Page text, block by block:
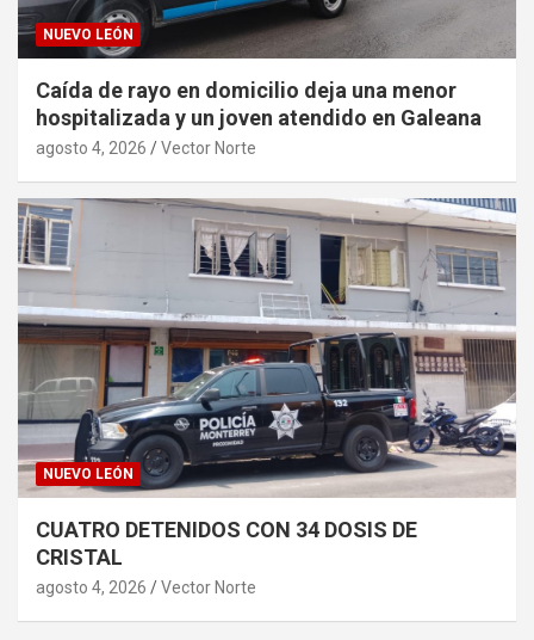
NUEVO LEÓN
Caída de rayo en domicilio deja una menor
hospitalizada y un joven atendido en Galeana
agosto 4, 2026 Vector Norte
NUEVO LEÓN
CUATRO DETENIDOS CON 34 DOSIS DE
CRISTAL
agosto 4, 2026 Vector Norte